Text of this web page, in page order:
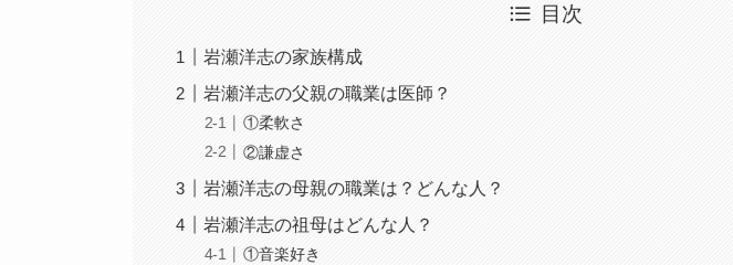
目次
岩瀬洋志の家族構成
岩瀬洋志の父親の職業は医師？
①柔軟さ
②謙虚さ
岩瀬洋志の母親の職業は？どんな人？
岩瀬洋志の祖母はどんな人？
①音楽好き